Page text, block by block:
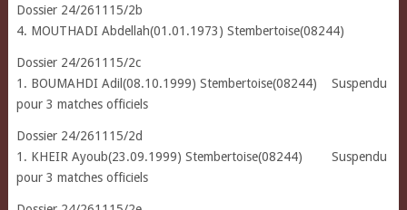
Dossier 24/261115/2b
4. MOUTHADI Abdellah(01.01.1973) Stembertoise(08244)
Dossier 24/261115/2c
1. BOUMAHDI Adil(08.10.1999) Stembertoise(08244) Suspendu
pour 3 matches officiels
Dossier 24/261115/2d
1. KHEIR Ayoub(23.09.1999) Stembertoise(08244) Suspendu
pour 3 matches officiels